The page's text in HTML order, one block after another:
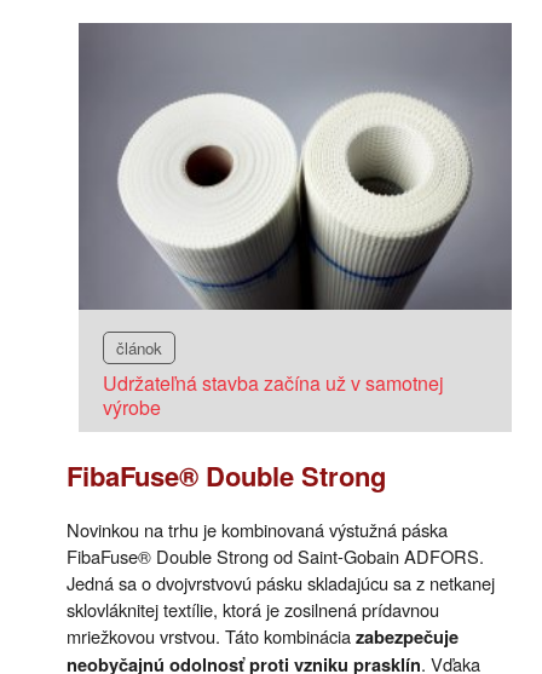
článok
Udržateľná stavba začína už v samotnej
výrobe
FibaFuse® Double Strong
Novinkou na trhu je kombinovaná výstužná páska
FibaFuse® Double Strong od Saint-Gobain ADFORS.
Jedná sa o dvojvrstvovú pásku skladajúcu sa z netkanej
sklovláknitej textílie, ktorá je zosilnená prídavnou
mriežkovou vrstvou. Táto kombináciazabezpečuje
neobyčajnú odolnosť proti vzniku prasklín. Vďaka